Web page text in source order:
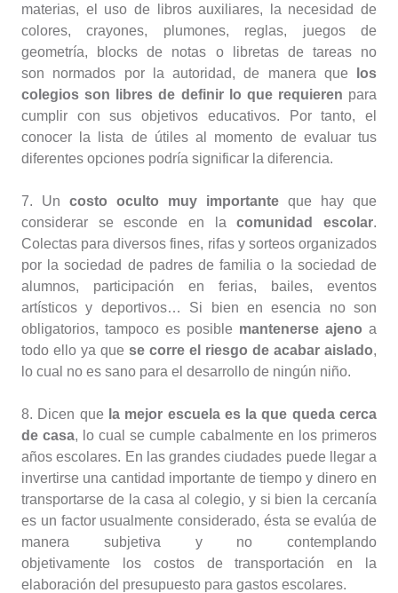
materias, el uso de libros auxiliares, la necesidad de
colores, crayones, plumones, reglas, juegos de
geometría, blocks de notas o libretas de tareas no
son normados por la autoridad, de manera que
los
colegios son libres de definir lo que requieren para
cumplir con sus objetivos educativos. Por tanto, el
conocer la lista de útiles al momento de evaluar tus
diferentes opciones podría significar la diferencia.
7. Un costo oculto muy importante que hay que
considerar se esconde en lacomunidad escolar.
Colectas para diversos fines, rifas y sorteos organizados
por la sociedad de padres de familia o la sociedad de
alumnos, participación en ferias, bailes, eventos
artísticos y deportivos… Si bien en esencia no son
obligatorios, tampoco es posible mantenerse ajeno a
todo ello ya que se corre el riesgo de acabar aislado,
lo cual no es sano para el desarrollo de ningún niño.
8. Dicen que la mejor escuela es la que queda cerca
de casa, lo cual se cumple cabalmente en los primeros
años escolares. En las grandes ciudades puede llegar a
invertirse una cantidad importante de tiempo y dinero en
transportarse de la casa al colegio, y si bien la cercanía
es un factor usualmente considerado, ésta se evalúa de
manera subjetiva y no contemplando
objetivamente los costos de transportación en la
elaboración del presupuesto para gastos escolares.